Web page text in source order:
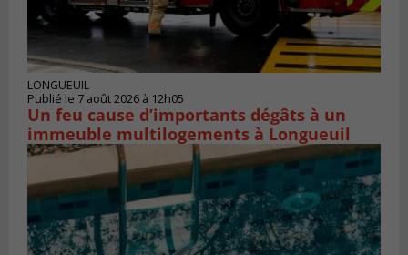
LONGUEUIL
Publié le 7 août 2026 à 12h05
Un feu cause d’importants dégâts à un
immeuble multilogements à Longueuil